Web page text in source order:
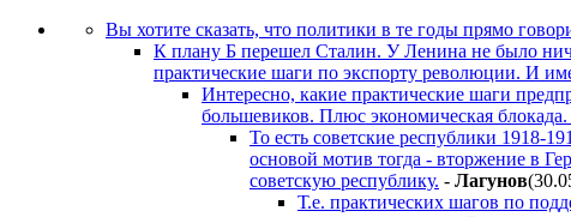
Вы хотите сказать, что политики в те годы прямо
К плану Б перешел Сталин. У Ленина не было
практические шаги по экспорту революции. И
Интересно, какие практические шаги
большевиков. Плюс экономическая
То есть советские республики 1918-
основой мотив тогда - вторжение в
советскую республику. - Лaгyнoв
Т.е. практических шагов по